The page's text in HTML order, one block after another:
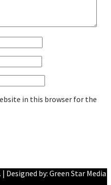
in this browser for the
by: Green Star Media